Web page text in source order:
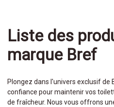
Liste des
marque Bref
Plongez dans l'univers exclusif de
confiance pour maintenir vos
de fraîcheur. Nous vous offrons